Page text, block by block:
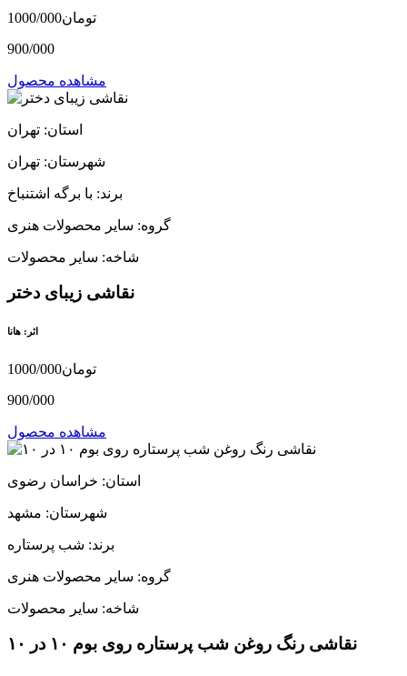
1000/000تومان
900/000
مشاهده محصول
استان: تهران
شهرستان: تهران
برند: با برگه اشتنباخ
گروه: سایر محصولات هنری
شاخه: سایر محصولات
نقاشی زیبای دختر
اثر: هانا
1000/000تومان
900/000
مشاهده محصول
استان: خراسان رضوی
شهرستان: مشهد
برند: شب پرستاره
گروه: سایر محصولات هنری
شاخه: سایر محصولات
نقاشی رنگ روغن شب پرستاره روی بوم ۱۰ در ۱۰